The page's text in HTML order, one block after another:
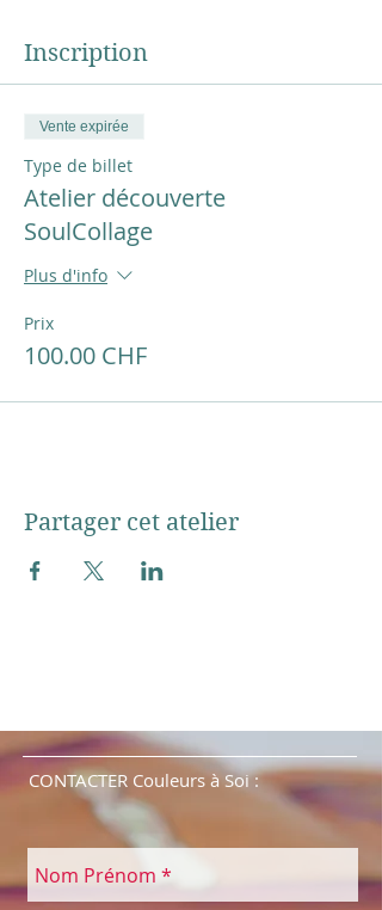
Inscription
Vente expirée
Type de billet
Atelier découverte
SoulCollage
Plus d'info
Prix
100.00 CHF
Partager cet atelier
CONTACTER Couleurs à Soi :